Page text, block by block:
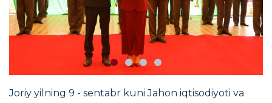
Joriy yilning 9 - sentabr kuni Jahon iqtisodiyoti va